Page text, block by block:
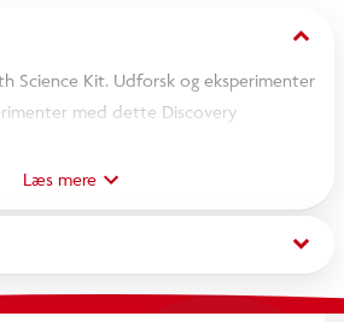
keyboard_arrow_down
Science Kit. Udforsk og eksperimenter
med dette Discovery
og kreativitet med et spændende
12 praktiske STEM-eksperimenter og
der gør geologi, arkæologi og
til at gå i udbrud, knæk en ægte
Læs mere
keyboard_arrow_down